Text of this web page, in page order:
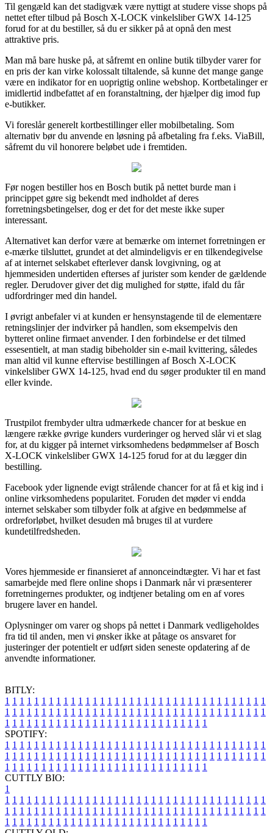
Til gengæld kan det stadigvæk være nyttigt at studere visse shops på
nettet efter tilbud på Bosch X-LOCK vinkelsliber GWX 14-125
forud for at du bestiller, så du er sikker på at opnå den mest
attraktive pris.
Man må bare huske på, at såfremt en online butik tilbyder varer for
en pris der kan virke kolossalt tiltalende, så kunne det mange gange
være en indikator for en uoprigtig online webshop. Kortbetalinger er
imidlertid indbefattet af en foranstaltning, der hjælper dig imod fup
e-butikker.
Vi foreslår generelt kortbestillinger eller mobilbetaling. Som
alternativ bør du anvende en løsning på afbetaling fra f.eks. ViaBill,
såfremt du vil honorere beløbet ude i fremtiden.
Før nogen bestiller hos en Bosch butik på nettet burde man i
princippet gøre sig bekendt med indholdet af deres
forretningsbetingelser, dog er det for det meste ikke super
interessant.
Alternativet kan derfor være at bemærke om internet forretningen er
e-mærke tilsluttet, grundet at det almindeligvis er en tilkendegivelse
af at internet selskabet efterlever dansk lovgivning, og at
hjemmesiden undertiden efterses af jurister som kender de gældende
regler. Derudover giver det dig mulighed for støtte, ifald du får
udfordringer med din handel.
I øvrigt anbefaler vi at kunden er hensynstagende til de elementære
retningslinjer der indvirker på handlen, som eksempelvis den
bytteret online firmaet anvender. I den forbindelse er det tilmed
essesentielt, at man stadig bibeholder sin e-mail kvittering, således
man altid vil kunne eftervise bestillingen af Bosch X-LOCK
vinkelsliber GWX 14-125, hvad end du søger produkter til en mand
eller kvinde.
Trustpilot frembyder ultra udmærkede chancer for at beskue en
længere række øvrige kunders vurderinger og herved slår vi et slag
for, at du kigger på internet virksomhedens bedømmelser af Bosch
X-LOCK vinkelsliber GWX 14-125 forud for at du lægger din
bestilling.
Facebook yder lignende evigt strålende chancer for at få et kig ind i
online virksomhedens popularitet. Foruden det møder vi endda
internet selskaber som tilbyder folk at afgive en bedømmelse af
ordreforløbet, hvilket desuden må bruges til at vurdere
kundetilfredsheden.
Vores hjemmeside er finansieret af annonceindtægter. Vi har et fast
samarbejde med flere online shops i Danmark når vi præsenterer
forretningernes produkter, og indtjener betaling om en af vores
brugere laver en handel.
Oplysninger om varer og shops på nettet i Danmark vedligeholdes
fra tid til anden, men vi ønsker ikke at påtage os ansvaret for
justeringer der potentielt er udført siden seneste opdatering af de
anvendte informationer.
BITLY:
1 1 1 1 1 1 1 1 1 1 1 1 1 1 1 1 1 1 1 1 1 1 1 1 1 1 1 1 1 1 1 1 1 1 1 1
1 1 1 1 1 1 1 1 1 1 1 1 1 1 1 1 1 1 1 1 1 1 1 1 1 1 1 1 1 1 1 1 1 1 1 1
1 1 1 1 1 1 1 1 1 1 1 1 1 1 1 1 1 1 1 1 1 1 1 1 1 1 1 1
SPOTIFY:
1 1 1 1 1 1 1 1 1 1 1 1 1 1 1 1 1 1 1 1 1 1 1 1 1 1 1 1 1 1 1 1 1 1 1 1
1 1 1 1 1 1 1 1 1 1 1 1 1 1 1 1 1 1 1 1 1 1 1 1 1 1 1 1 1 1 1 1 1 1 1 1
1 1 1 1 1 1 1 1 1 1 1 1 1 1 1 1 1 1 1 1 1 1 1 1 1 1 1 1
CUTTLY BIO:
1
1 1 1 1 1 1 1 1 1 1 1 1 1 1 1 1 1 1 1 1 1 1 1 1 1 1 1 1 1 1 1 1 1 1 1 1
1 1 1 1 1 1 1 1 1 1 1 1 1 1 1 1 1 1 1 1 1 1 1 1 1 1 1 1 1 1 1 1 1 1 1 1
1 1 1 1 1 1 1 1 1 1 1 1 1 1 1 1 1 1 1 1 1 1 1 1 1 1 1 1